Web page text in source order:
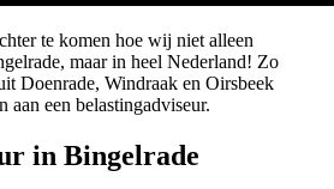
te komen hoe wij niet alleen
maar in heel Nederland! Zo
Doenrade, Windraak en Oirsbeek
een belastingadviseur.
in Bingelrade